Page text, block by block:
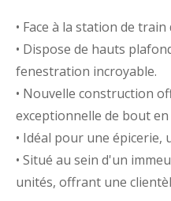
• Face à la station de
• Dispose de hauts
fenestration incroyable.
• Nouvelle construction
exceptionnelle de bout
• Idéal pour une épicerie,
• Situé au sein d'un
unités, offrant une